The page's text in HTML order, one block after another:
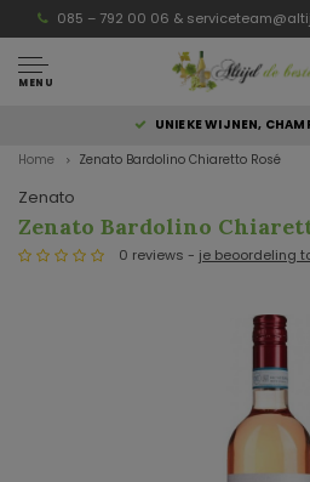
085 – 792 00 06 &
MENU
UNIEKE WIJNEN,
Home Zenato Bardolino Chiaretto Rosé
Zenato
Zenato Bardolino
0 reviews - je beoordeling